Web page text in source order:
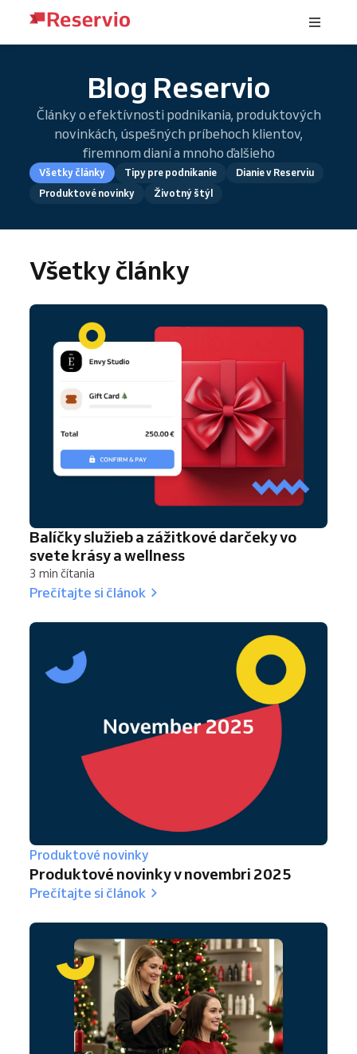
Blog Reservio
Články o efektívnosti podnikania, produktových
novinkách, úspešných príbehoch klientov,
firemnom dianí a mnoho ďalšieho
Všetky články Tipy pre podnikanie
Dianie v Reserviu
Produktové novinky
Životný štýl
Všetky články
Balíčky služieb a zážitkové darčeky vo
svete krásy a wellness
3 min čítania
Prečítajte si článok
Produktové novinky
Produktové novinky v novembri 2025
Prečítajte si článok